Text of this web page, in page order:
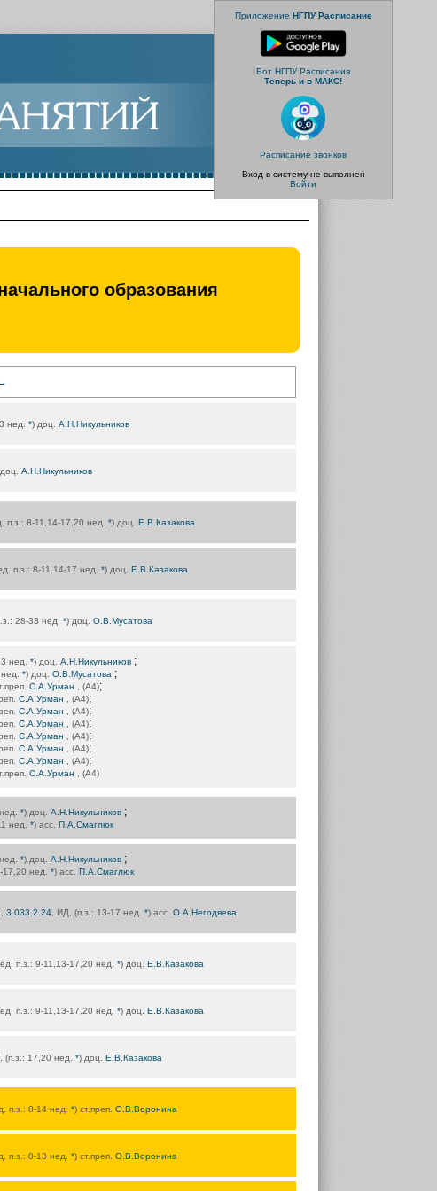
Приложение НГПУ Расписание
Бот НГПУ Расписания
Теперь и в МАКС!
Расписание звонков
Вход в систему не выполнен
Войти
образования
нед. *) доц. А.Н.Никульников
А.Н.Никульников
п.з.: 8-11,14-17,20 нед. *) доц. Е.В.Казакова
п.з.: 8-11,14-17 нед. *) доц. Е.В.Казакова
28-33 нед. *) доц. О.В.Мусатова
нед. *) доц. А.Н.Никульников ;
*) доц. О.В.Мусатова ;
С.А.Урман , (А4);
С.А.Урман , (А4);
С.А.Урман , (А4);
С.А.Урман , (А4);
С.А.Урман , (А4);
С.А.Урман , (А4);
С.А.Урман , (А4);
С.А.Урман , (А4)
*) доц. А.Н.Никульников ;
нед. *) асс. П.А.Смаглюк
*) доц. А.Н.Никульников ;
нед. *) асс. П.А.Смаглюк
3.033.2.24 , ИД, (п.з.: 13-17 нед. *) асс. О.А.Негодяева
п.з.: 9-11,13-17,20 нед. *) доц. Е.В.Казакова
п.з.: 9-11,13-17,20 нед. *) доц. Е.В.Казакова
(п.з.: 17,20 нед. *) доц. Е.В.Казакова
п.з.: 8-14 нед. *) ст.преп. О.В.Воронина
п.з.: 8-13 нед. *) ст.преп. О.В.Воронина